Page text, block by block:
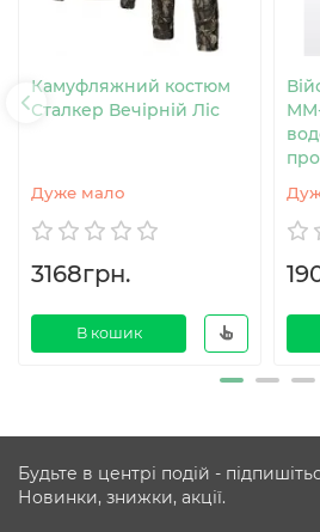
Камуфляжний костюм
Сталкер Вечірній Ліс
Дуже мало
3168грн.
В кошик
Будьте в центрі подій -
Новинки, знижки, акції.